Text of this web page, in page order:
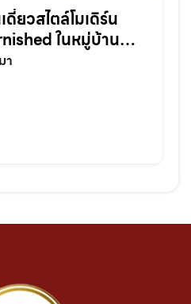
ยวสไตล์โมเดิร์น
ในหมู่บ้าน
เข้าอยู่ได้เลย ครบ
า